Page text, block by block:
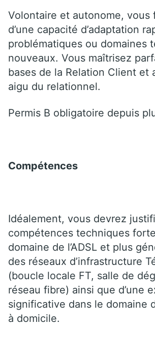
Volontaire et autonome, vous
d’une capacité d’adaptation
problématiques ou domaines
nouveaux. Vous maîtrisez
bases de la Relation Client et
aigu du relationnel.
Permis B obligatoire depuis
Compétences
Idéalement, vous devrez
compétences techniques
domaine de l’ADSL et plus
des réseaux d’infrastructure
(boucle locale FT, salle de
réseau fibre) ainsi que d’une
significative dans le domaine
à domicile.